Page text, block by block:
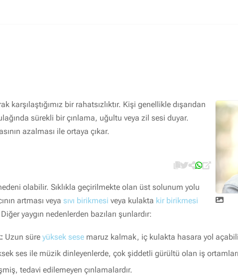
karşılaştığımız bir rahatsızlıktır. Kişi genellikle dışarıdan
sürekli bir çınlama, uğultu veya zil sesi duyar.
azalması ile ortaya çıkar.
olabilir. Sıklıkla geçirilmekte olan üst solunum yolu
artması veya sıvı birikmesi veya kulakta kir birikmesi
yaygın nedenlerden bazıları şunlardır:
Uzun süre yüksek sese maruz kalmak, iç kulakta hasara yol
ses ile müzik dinleyenlerde, çok şiddetli gürültü olan iş
tedavi edilemeyen çınlamalardır.